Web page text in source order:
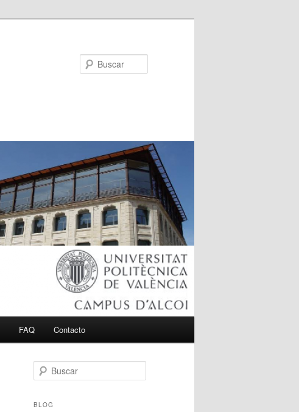
FAQ Contacto
u
c
BLOG